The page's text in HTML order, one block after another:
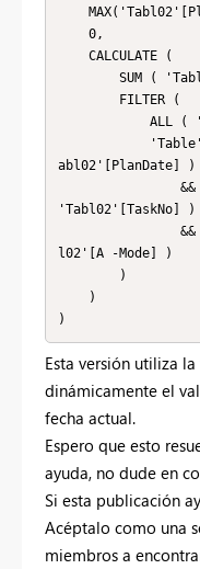
abl02'[PlanDate] )
'Tabl02'[TaskNo] )
l02'[A -Mode] )
Esta versión utiliza
dinámicamente el
fecha actual.
Espero que esto
ayuda, no dude en
Si esta publicación
Acéptalo como una
miembros a